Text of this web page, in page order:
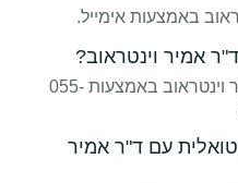
באמצעות אימייל.
אמיר וינטראוב?
ניתן לקבוע פגישה עם ד"ר אמיר וינטראוב באמצעות 055-
עם ד"ר אמיר